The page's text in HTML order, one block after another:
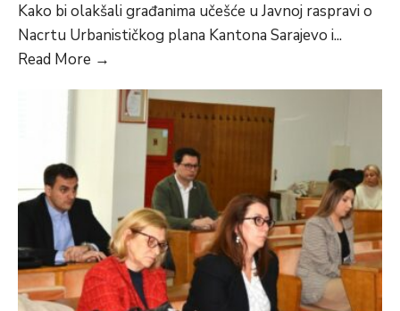
Kako bi olakšali građanima učešće u Javnoj raspravi o
Nacrtu Urbanističkog plana Kantona Sarajevo i...
Read More →
mjesznim
zajednicama
Nacrtom
urbanističkog
plana
Kantona